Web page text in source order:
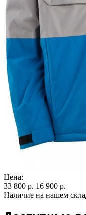
Цена:
33 800 р. 16 900 р.
Наличие на нашем